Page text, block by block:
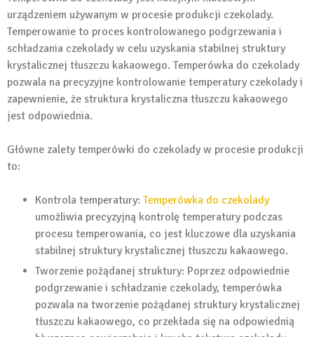
urządzeniem używanym w procesie produkcji czekolady.
Temperowanie to proces kontrolowanego podgrzewania i
schładzania czekolady w celu uzyskania stabilnej struktury
krystalicznej tłuszczu kakaowego. Temperówka do czekolady
pozwala na precyzyjne kontrolowanie temperatury czekolady i
zapewnienie, że struktura krystaliczna tłuszczu kakaowego
jest odpowiednia.
Główne zalety temperówki do czekolady w procesie produkcji
to:
Kontrola temperatury: Temperówka do czekolady
umożliwia precyzyjną kontrolę temperatury podczas
procesu temperowania, co jest kluczowe dla uzyskania
stabilnej struktury krystalicznej tłuszczu kakaowego.
Tworzenie pożądanej struktury: Poprzez odpowiednie
podgrzewanie i schładzanie czekolady, temperówka
pozwala na tworzenie pożądanej struktury krystalicznej
tłuszczu kakaowego, co przekłada się na odpowiednią